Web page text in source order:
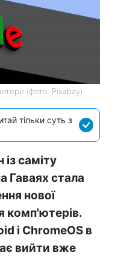
(фото: Pixabay)
тільки суть з
саміту
Гаваях стала
нової
комп'ютерів.
і ChromeOS в
вийти вже